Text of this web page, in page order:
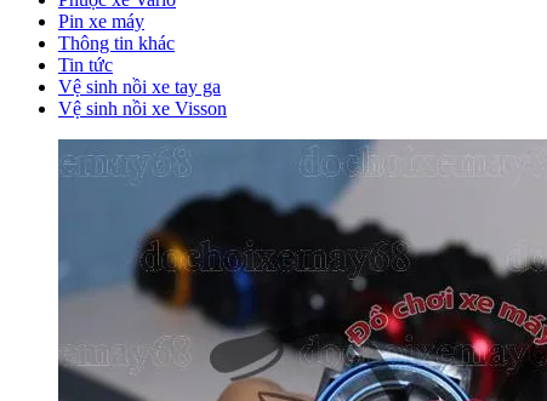
Pin xe máy
Thông tin khác
Tin tức
Vệ sinh nồi xe tay ga
Vệ sinh nồi xe Visson